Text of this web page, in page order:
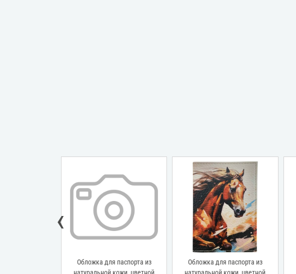
Обложка для паспорта из
Обложка для паспорта из
‹